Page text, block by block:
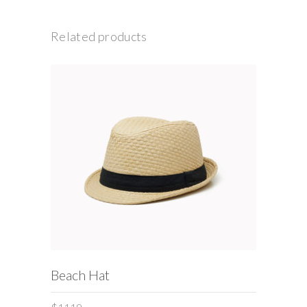
Related products
Beach Hat